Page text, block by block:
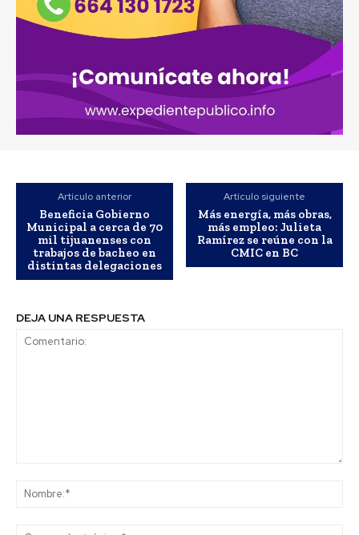
Artículo anterior
Beneficia Gobierno
Municipal a cerca de 70
mil tijuanenses con
trabajos de bacheo en
distintas delegaciones
Artículo siguiente
Más energía, más obras,
más empleo: Julieta
Ramírez se reúne con la
CMIC en BC
DEJA UNA RESPUESTA